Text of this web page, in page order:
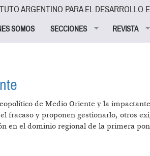
ARGENTINO PARA EL DESARROLLO
SOMOS SECCIONES REVISTA
de Medio Oriente y la
fracaso y proponen gestionarlo, otros
en el dominio regional de la primera